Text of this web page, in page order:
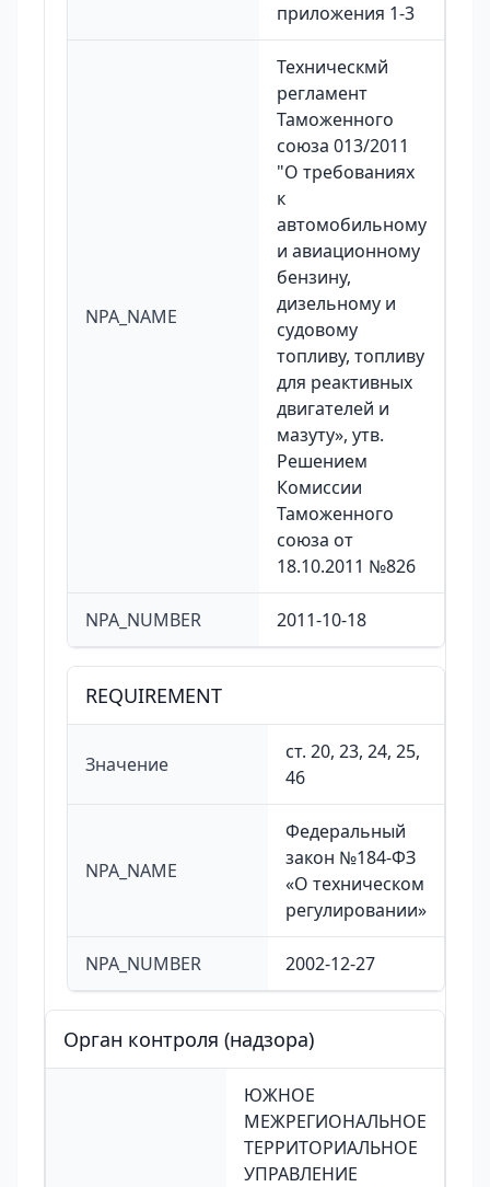
приложения 1-3
NPA_NAME
Техническмй
регламент
Таможенного
союза 013/2011
"О требованиях
к
автомобильному
и авиационному
бензину,
дизельному и
судовому
топливу, топливу
для реактивных
двигателей и
мазуту», утв.
Решением
Комиссии
Таможенного
союза от
18.10.2011 №826
NPA_NUMBER 2011-10-18
REQUIREMENT
Значение
ст. 20, 23, 24, 25,
46
NPA_NAME
Федеральный
закон №184-ФЗ
«О техническом
регулировании»
NPA_NUMBER 2002-12-27
Орган контроля (надзора)
ЮЖНОЕ
МЕЖРЕГИОНАЛЬНОЕ
ТЕРРИТОРИАЛЬНОЕ
УПРАВЛЕНИЕ